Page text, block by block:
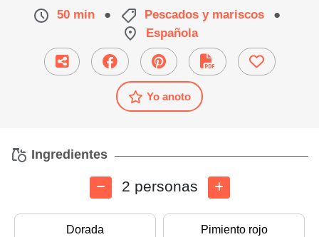
50 min ● Pescados y mariscos
●
Española
Yo anoto
Ingredientes
2 personas
Dorada
Pimiento rojo